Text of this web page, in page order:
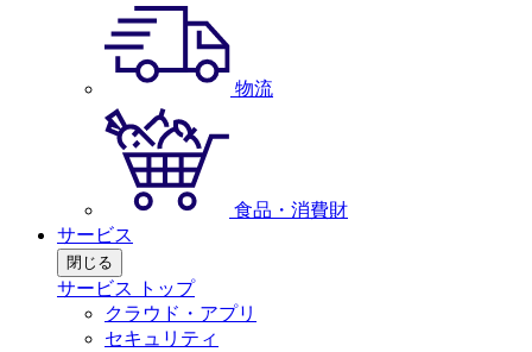
物流
食品・消費財
サービス
閉じる
サービス トップ
クラウド・アプリ
セキュリティ